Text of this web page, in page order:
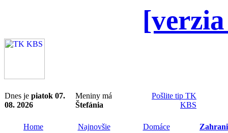
Dnes je piatok 07.
08. 2026
Meniny má
Štefánia
Pošlite tip TK
KBS
Home Najnovšie Domáce